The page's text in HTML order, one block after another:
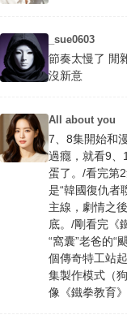
_sue0603
節奏太慢了 閒
沒新意
All about you
7、8集開始和
過癮，就看9、
蛋了。/看完第
是“韓國復仇者
主線，劇情之
底。/剛看完《
“窩囊”老爸的“
個傳奇特工站
集製作模式（
像《鐵拳教育